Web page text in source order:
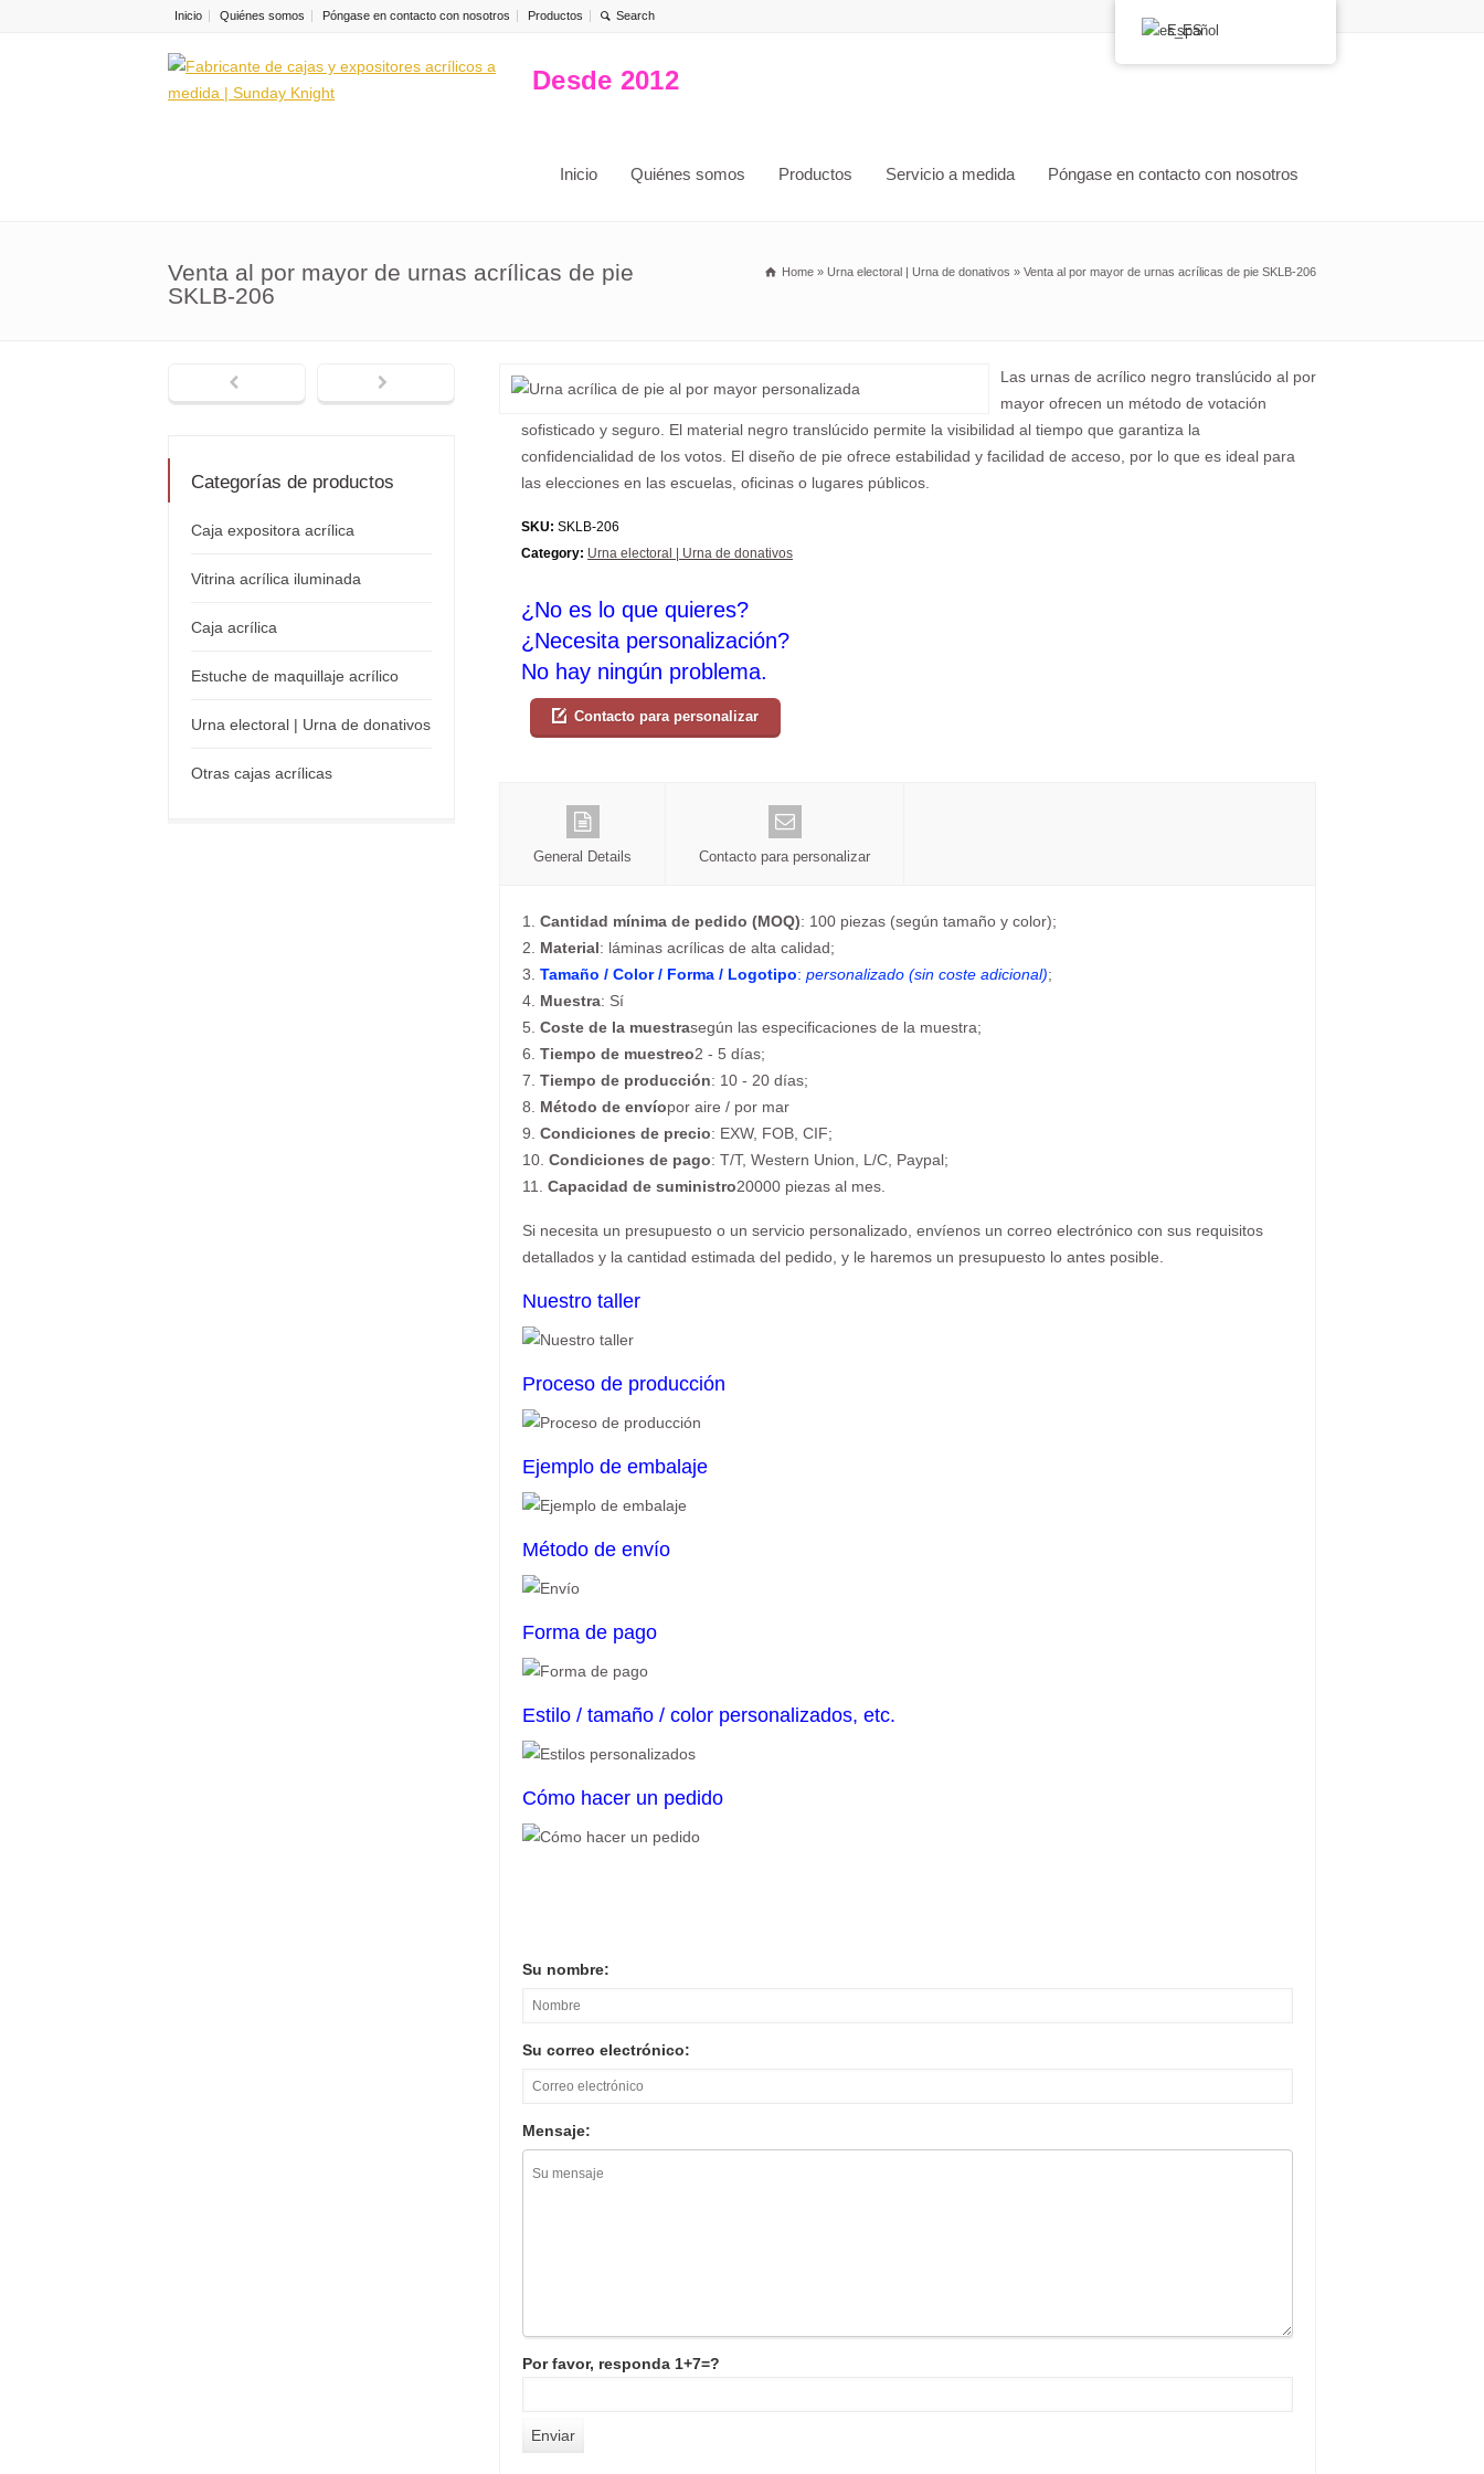
Inicio Quiénes somos Póngase en contacto con nosotros Productos
Desde 2012
Inicio Quiénes somos Productos Servicio a medida Póngase en contacto con nosotros
Venta al por mayor de urnas acrílicas de pie
SKLB-206
Home » Urna electoral | Urna de donativos » Venta al por mayor de urnas acrílicas de pie SKLB-206
Las urnas de acrílico negro translúcido al por
mayor ofrecen un método de votación
sofisticado y seguro. El material negro translúcido permite la visibilidad al tiempo que garantiza la
confidencialidad de los votos. El diseño de pie ofrece estabilidad y facilidad de acceso, por lo que es ideal para
las elecciones en las escuelas, oficinas o lugares públicos.
SKU: SKLB-206
Category: Urna electoral | Urna de donativos
¿No es lo que quieres?
¿Necesita personalización?
No hay ningún problema.
Contacto para personalizar
General Details Contacto para personalizar
1. Cantidad mínima de pedido (MOQ): 100 piezas (según tamaño y color);
2. Material: láminas acrílicas de alta calidad;
3. Tamaño / Color / Forma / Logotipo: personalizado (sin coste adicional);
4. Muestra: Sí
5. Coste de la muestrasegún las especificaciones de la muestra;
6. Tiempo de muestreo2 - 5 días;
7. Tiempo de producción: 10 - 20 días;
8. Método de envíopor aire / por mar
9. Condiciones de precio: EXW, FOB, CIF;
10. Condiciones de pago: T/T, Western Union, L/C, Paypal;
11. Capacidad de suministro20000 piezas al mes.
Si necesita un presupuesto o un servicio personalizado, envíenos un correo electrónico con sus requisitos
detallados y la cantidad estimada del pedido, y le haremos un presupuesto lo antes posible.
Nuestro taller
Proceso de producción
Ejemplo de embalaje
Método de envío
Forma de pago
Estilo / tamaño / color personalizados, etc.
Cómo hacer un pedido
Su nombre:
Su correo electrónico:
Mensaje:
Por favor, responda 1+7=?
Categorías de productos
Caja expositora acrílica
Vitrina acrílica iluminada
Caja acrílica
Estuche de maquillaje acrílico
Urna electoral | Urna de donativos
Otras cajas acrílicas
Español